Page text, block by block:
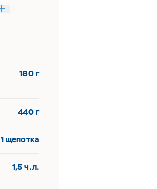
180 г
440 г
1 щепотка
1,5 ч.л.